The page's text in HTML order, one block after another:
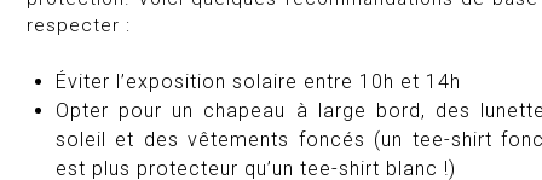
respecter :
Éviter l’exposition solaire entre 10h et 14h
Opter pour un chapeau à large bord, des
soleil et des vêtements foncés (un tee-shirt
est plus protecteur qu’un tee-shirt blanc !)